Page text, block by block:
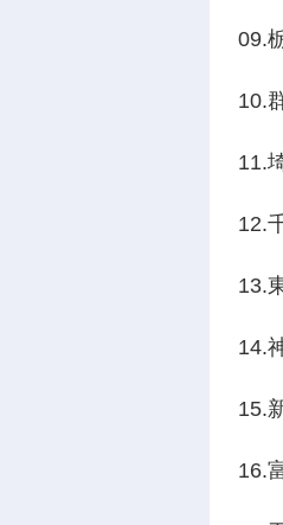
09.
10.
11.
12.
13.
14.
15.
16.